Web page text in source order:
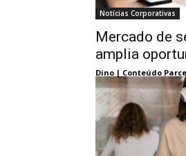
Notícias Corporativas
Mercado de
amplia
Dino | Conteúdo